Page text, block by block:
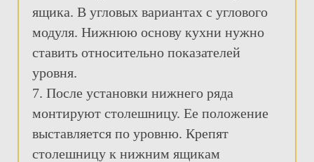
ящика. В угловых вариантах с углового
модуля. Нижнюю основу кухни нужно
ставить относительно показателей
уровня.
7. После установки нижнего ряда
монтируют столешницу. Ее положение
выставляется по уровню. Крепят
столешницу к нижним ящикам